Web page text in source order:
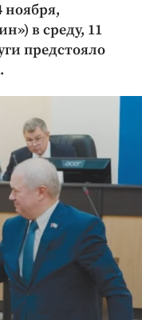
ноября,
в среду, 11
предстояло